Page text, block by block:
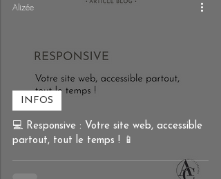
💻 Responsive : Votre site web, accessible
partout, tout le temps ! 📱
INFOS
Alizée